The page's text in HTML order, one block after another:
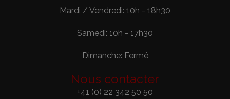
Mardi / Vendredi: 10h - 18h30
Samedi: 10h - 17h30
Dimanche: Fermé
Nous contacter
+41 (0) 22 342 50 50